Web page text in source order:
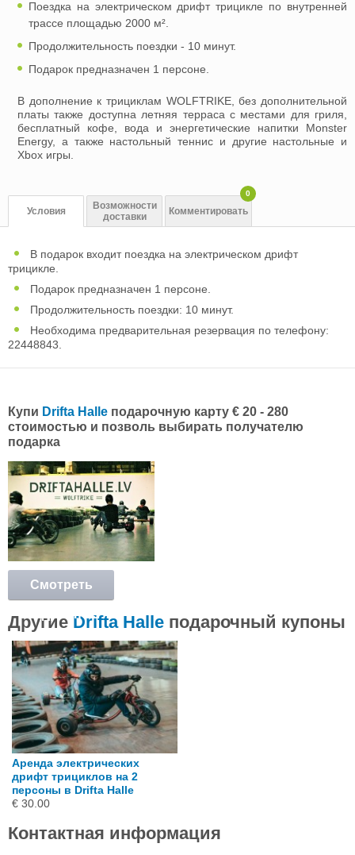
Поездка на электрическом дрифт трицикле по внутренней
трассе площадью 2000 м².
Продолжительность поездки - 10 минут.
Подарок предназначен 1 персоне.
В дополнение к трициклам WOLFTRIKE, без дополнительной
платы также доступна летняя терраса с местами для гриля,
бесплатный кофе, вода и энергетические напитки Monster
Energy, а также настольный теннис и другие настольные и
Xbox игры.
Условия
Возможности
доставки
Комментировать
0
В подарок входит поездка на электрическом дрифт
трицикле.
Подарок предназначен 1 персоне.
Продолжительность поездки: 10 минут.
Необходима предварительная резервация по телефону:
22448843.
Купи Drifta Halle подарочную карту € 20 - 280
стоимостью и позволь выбирать получателю
подарка
Смотреть
подробнее
Другие Drifta Halle подарочный купоны
Аренда электрических
дрифт трициклов на 2
персоны в Drifta Halle
€ 30.00
Контактная информация